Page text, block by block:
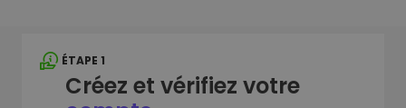
ÉTAPE 1
Créez et vérifiez votre